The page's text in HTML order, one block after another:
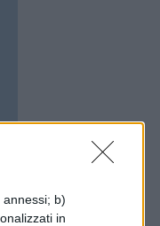
b)
in